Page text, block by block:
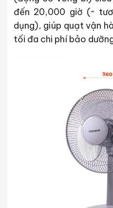
đến 20,000 giờ (~
dụng), giúp quạt vận
tối đa chi phí bảo